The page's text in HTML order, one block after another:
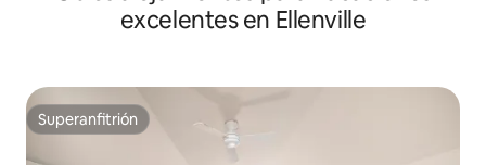
excelentes en Ellenville
Superanfitrión
Superanfitrión